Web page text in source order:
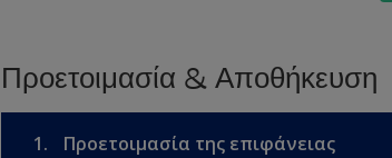
Προετοιμασία & Αποθήκευση
1. Προετοιμασία της επιφάνειας